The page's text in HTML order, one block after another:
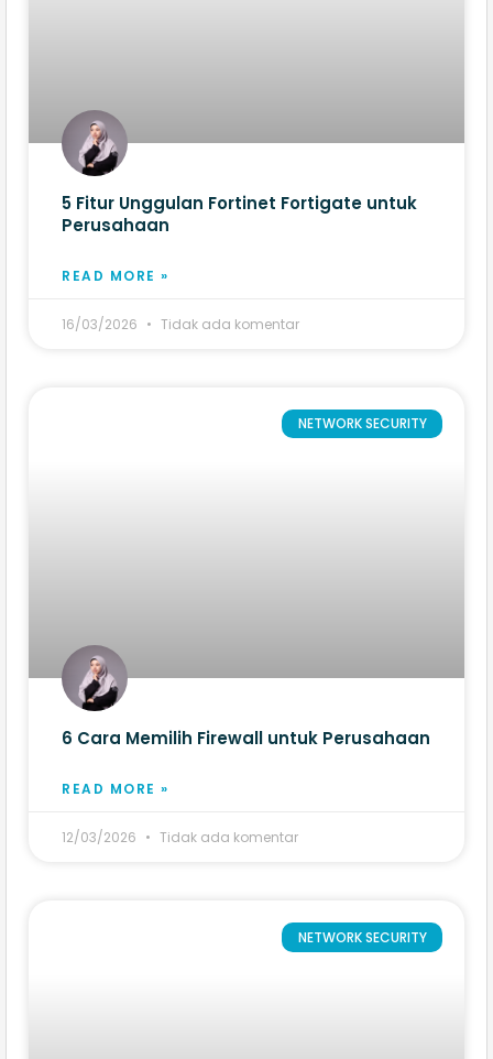
5 Fitur Unggulan Fortinet Fortigate untuk
Perusahaan
READ MORE »
16/03/2026 Tidak ada komentar
NETWORK SECURITY
6 Cara Memilih Firewall untuk Perusahaan
READ MORE »
12/03/2026 Tidak ada komentar
NETWORK SECURITY